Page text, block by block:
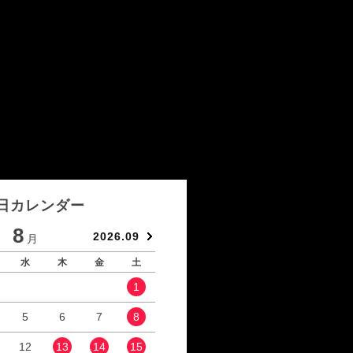
カレンダー
8 月 2026.09
水 木 金 土
1
5 6 7 8
12 13 14 15